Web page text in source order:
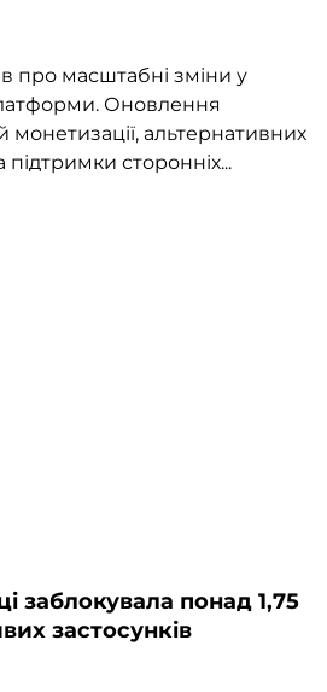
про масштабні зміни у
Оновлення
альтернативних
сторонніх...
заблокувала понад 1,75
застосунків